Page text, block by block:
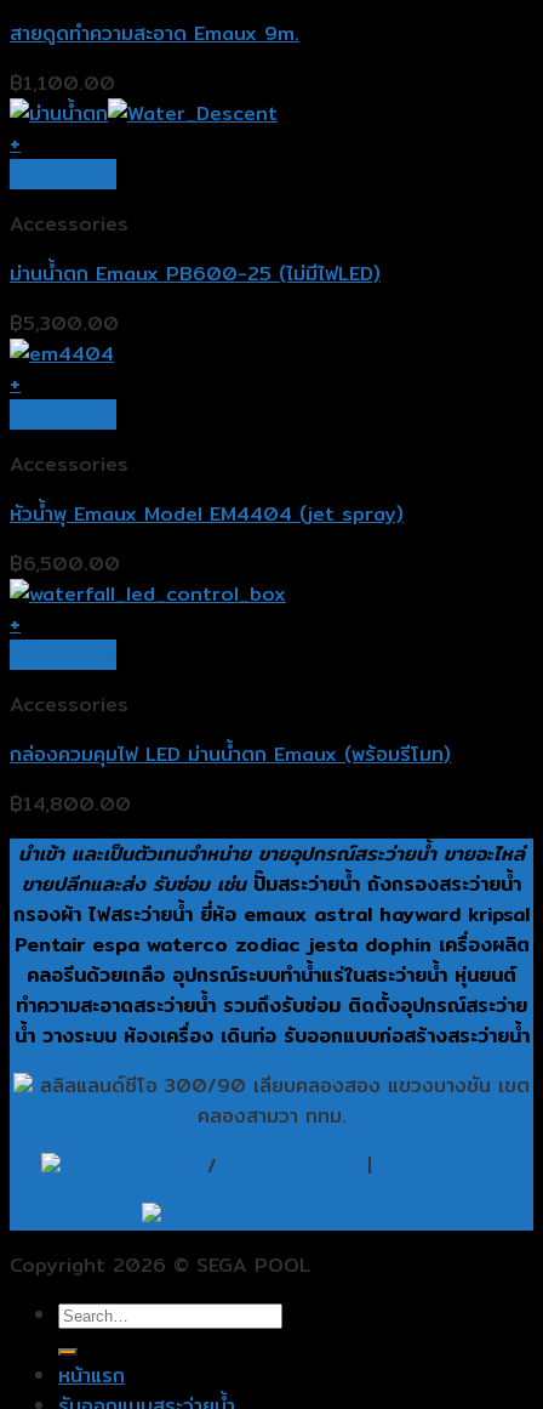
สายดูดทำความสะอาด Emaux 9m.
฿1,100.00
+
Accessories
ม่านน้ำตก Emaux PB600-25 (ไม่มีไฟLED)
฿5,300.00
+
Accessories
หัวน้ำพุ Emaux Model EM4404 (jet spray)
฿6,500.00
+
Accessories
กล่องควมคุมไฟ LED ม่านน้ำตก Emaux (พร้อมรีโมท)
฿14,800.00
นำเข้า และเป็นตัวเทนจำหน่าย ขายอุปกรณ์สระว่ายน้ำ ขายอะไหล่
ขายปลีกและส่ง รับซ่อม เช่น ปั๊มสระว่ายน้ำ ถังกรองสระว่ายน้ำ
กรองผ้า ไฟสระว่ายน้ำ ยี่ห้อ emaux astral hayward kripsal
Pentair espa waterco zodiac jesta dophin เครื่องผลิต
คลอรีนด้วยเกลือ อุปกรณ์ระบบทำน้ำแร่ในสระว่ายน้ำ หุ่นยนต์
ทำความสะอาดสระว่ายน้ำ รวมถึงรับซ่อม ติดตั้งอุปกรณ์สระว่าย
น้ำ วางระบบ ห้องเครื่อง เดินท่อ รับออกแบบก่อสร้างสระว่ายน้ำ
ลลิลแลนด์ซีโอ 300/90 เลียบคลองสอง แขวงบางชัน เขต
คลองสามวา กทม.
/ |
Copyright 2026 © SEGA POOL
หน้าแรก